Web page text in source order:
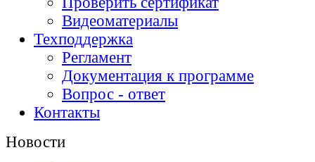
Видеоматериалы
Техподдержка
Регламент
Документация к программе
Вопрос - ответ
Контакты
Новости